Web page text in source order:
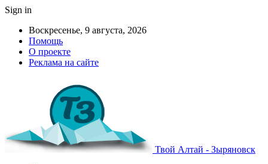
Sign in
Воскресенье, 9 августа, 2026
Помощь
О проекте
Реклама на сайте
Твой Алтай - Зыряновск